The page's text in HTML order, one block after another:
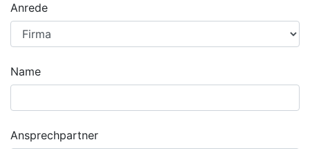
Anrede
Name
Ansprechpartner